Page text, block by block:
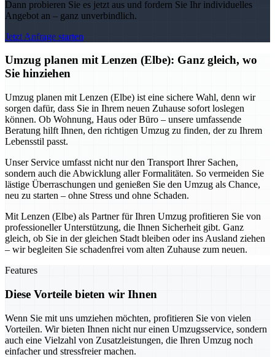
Dann probieren Sie es jetzt aus und fordern Sie Ihr individuelles
Angebot an – ganz unverbindlich.
Jetzt Anfrage starten
Umzug planen mit Lenzen (Elbe): Ganz gleich, wo
Sie hinziehen
Umzug planen mit Lenzen (Elbe) ist eine sichere Wahl, denn wir
sorgen dafür, dass Sie in Ihrem neuen Zuhause sofort loslegen
können. Ob Wohnung, Haus oder Büro – unsere umfassende
Beratung hilft Ihnen, den richtigen Umzug zu finden, der zu Ihrem
Lebensstil passt.
Unser Service umfasst nicht nur den Transport Ihrer Sachen,
sondern auch die Abwicklung aller Formalitäten. So vermeiden Sie
lästige Überraschungen und genießen Sie den Umzug als Chance,
neu zu starten – ohne Stress und ohne Schaden.
Mit Lenzen (Elbe) als Partner für Ihren Umzug profitieren Sie von
professioneller Unterstützung, die Ihnen Sicherheit gibt. Ganz
gleich, ob Sie in der gleichen Stadt bleiben oder ins Ausland ziehen
– wir begleiten Sie schadenfrei vom alten Zuhause zum neuen.
Features
Diese Vorteile bieten wir Ihnen
Wenn Sie mit uns umziehen möchten, profitieren Sie von vielen
Vorteilen. Wir bieten Ihnen nicht nur einen Umzugsservice, sondern
auch eine Vielzahl von Zusatzleistungen, die Ihren Umzug noch
einfacher und stressfreier machen.